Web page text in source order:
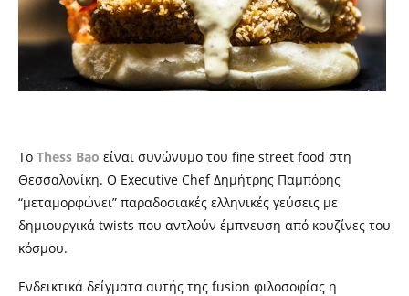
Το Thess Bao είναι συνώνυμο του fine street food στη
Θεσσαλονίκη. Ο Executive ChefΔημήτρης Παμπόρης
“μεταμορφώνει” παραδοσιακές ελληνικές γεύσεις με
δημιουργικά twists που αντλούν έμπνευση από κουζίνες του
κόσμου.
Ενδεικτικά δείγματα αυτής της fusion φιλοσοφίας η